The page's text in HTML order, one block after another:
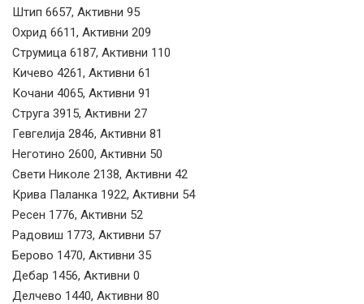
Штип 6657, Активни 95
Охрид 6611, Активни 209
Струмица 6187, Активни 110
Кичево 4261, Активни 61
Кочани 4065, Активни 91
Струга 3915, Активни 27
Гевгелија 2846, Активни 81
Неготино 2600, Активни 50
Свети Николе 2138, Активни 42
Крива Паланка 1922, Активни 54
Ресен 1776, Активни 52
Радовиш 1773, Активни 57
Берово 1470, Активни 35
Дебар 1456, Активни 0
Делчево 1440, Активни 80